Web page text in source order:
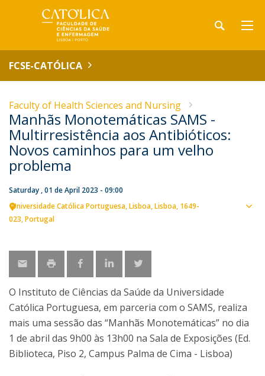
FCSE-CATÓLICA
Faculty of Health Sciences and Nursing
Manhãs Monotemáticas SAMS -
Multirresistência aos Antibióticos:
Novos caminhos para um velho
problema
Saturday , 01 de April 2023 - 09:00
Universidade Católica Portuguesa Lisboa Lisboa 1649-
023 Portugal
O Instituto de Ciências da Saúde da Universidade
Católica Portuguesa, em parceria com o SAMS, realiza
mais uma sessão das “Manhãs Monotemáticas” no dia
1 de abril das 9h00 às 13h00 na Sala de Exposições (Ed.
Biblioteca, Piso 2, Campus Palma de Cima - Lisboa)